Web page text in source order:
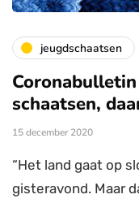
jeugdschaatsen
schaatsen,
15 december 2020
“Het land gaat op
gisteravond. Maar